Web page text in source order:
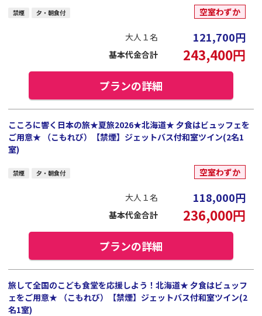
禁煙 夕・朝食付 空室わずか
大人１名 121,700円
基本代金合計 243,400円
プランの詳細
こころに響く日本の旅★夏旅2026★北海道★ 夕食はビュッフェを
ご用意★ （こもれび）【禁煙】ジェットバス付和室ツイン(2名1
室)
禁煙 夕・朝食付 空室わずか
大人１名 118,000円
基本代金合計 236,000円
プランの詳細
旅して全国のこども食堂を応援しよう！北海道★ 夕食はビュッフ
ェをご用意★ （こもれび）【禁煙】ジェットバス付和室ツイン(2
名1室)